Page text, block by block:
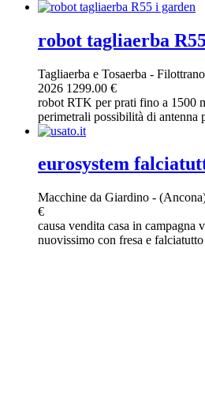
robot tagliaerba
Tagliaerba e Tosaerba -
2026 1299.00 €
robot RTK per prati fino a 1500
perimetrali possibilità di antenna
eurosystem
Macchine da Giardino -
€
causa vendita casa in campagna
nuovissimo con fresa e